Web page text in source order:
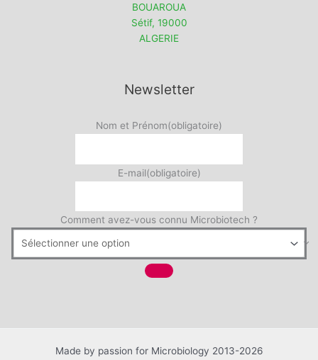
BOUAROUA
Sétif, 19000
ALGERIE
Newsletter
Nom et Prénom(obligatoire)
E-mail(obligatoire)
Comment avez-vous connu Microbiotech ?
Made by passion for Microbiology 2013-2026